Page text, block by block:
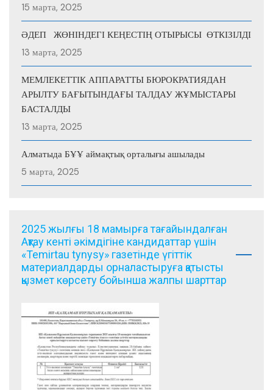
15 марта, 2025
ӘДЕП ЖӨНІНДЕГІ КЕҢЕСТІҢ ОТЫРЫСЫ ӨТКІЗІЛДІ
13 марта, 2025
МЕМЛЕКЕТТІК АППАРАТТЫ БЮРОКРАТИЯДАН
АРЫЛТУ БАҒЫТЫНДАҒЫ ТАЛДАУ ЖҰМЫСТАРЫ
БАСТАЛДЫ
13 марта, 2025
Алматыда БҰҰ аймақтық орталығы ашылады
5 марта, 2025
2025 жылғы 18 мамырға тағайындалған
Ақтау кенті әкімдігіне кандидаттар үшін
«Temirtau tynysy» газетінде үгіттік
материалдарды орналастыруға қатысты
қызмет көрсету бойынша жалпы шарттар